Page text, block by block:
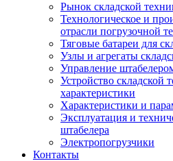
Рынок складской
Технологическое и
отрасли погрузочной
Тяговые батареи для
Узлы и агрегаты
Управление
Устройство складской
характеристики
Характеристики и
Эксплуатация и
штабелера
Электропогрузчики
Контакты